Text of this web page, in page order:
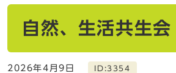
自然、生活共生会
2026年4月9日 ID:3354